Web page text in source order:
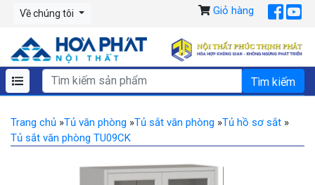
Về chúng tôi Giỏ hàng
Trang chủ »Tủ văn phòng »Tủ sắt văn phòng »Tủ hồ sơ sắt »
Tủ sắt văn phòng TU09CK